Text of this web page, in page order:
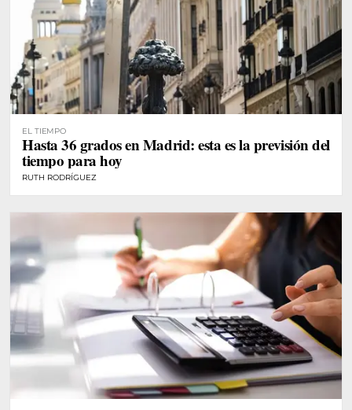
EL TIEMPO
Hasta 36 grados en Madrid: esta es la previsión del
tiempo para hoy
RUTH RODRÍGUEZ